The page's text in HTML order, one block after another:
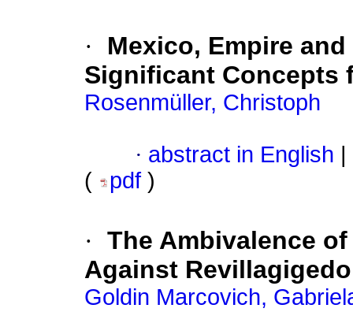
·
Mexico, Empire
Significant Concepts
Rosenmüller, Christoph
· abstract in English
(
pdf )
· The Ambivalence
Against
Goldin Marcovich,